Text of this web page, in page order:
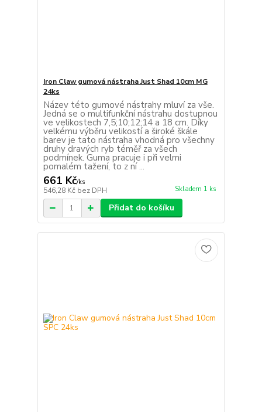
Iron Claw gumová nástraha Just Shad 10cm MG
24ks
Název této gumové nástrahy mluví za vše.
Jedná se o multifunkční nástrahu dostupnou
ve velikostech 7,5;10;12;14 a 18 cm. Díky
velkému výběru velikostí a široké škále
barev je tato nástraha vhodná pro všechny
druhy dravých ryb téměř za všech
podmínek. Guma pracuje i při velmi
pomalém tažení, to z ní ...
661 Kč/ks
546,28 Kč bez DPH Skladem 1 ks
Přidat do košíku